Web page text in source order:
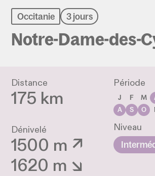
Occitanie 3 jours
Notre-Dame-des-
Distance
175 km
Dénivelé
1500 m ↗
1620 m ↘
Période
J
F M
A
S O
Niveau